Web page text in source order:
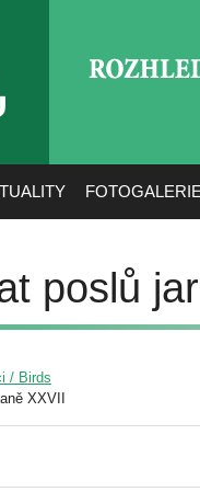
poslů
/ Birds
XXVII